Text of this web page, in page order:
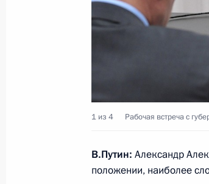
Совещание по
и Иркутской области
Совещание по
4 августа 2017 года, 08:30
1 из 4 Рабочая встреча с
В.Путин: Александр
положении, наиболее